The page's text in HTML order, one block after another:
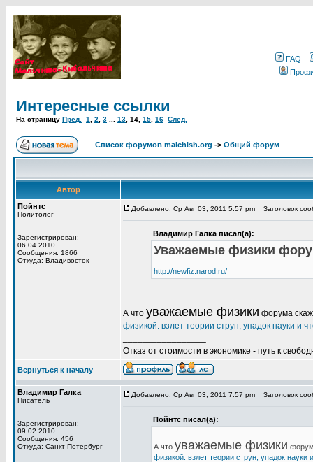
FAQ
Интересные ссылки
На страницу Пред. 1 2 3 13 14 15 16 След.
Список форумов malchish.org -> Общий форум
Автор
Пойнтс
Политолог
Зарегистрирован:
06.04.2010
Сообщения: 1866
Откуда: Владивосток
Добавлено: Ср Авг 03, 2011 5:57 pm Заголовок
Владимир Галка писал(а):
Уважаемые физики
http://newfiz.narod.ru/
А что уважаемые физики форума
физикой: взлет теории струн, упадок науки и
Отказ от стоимости в экономике - путь к
Вернуться к началу
Владимир Галка
Писатель
Зарегистрирован:
09.02.2010
Сообщения: 456
Откуда: Санкт-Петербург
Добавлено: Ср Авг 03, 2011 7:57 pm Заголовок
Пойнтс писал(а):
А что уважаемые физики
физикой: взлет теории струн, упадок науки